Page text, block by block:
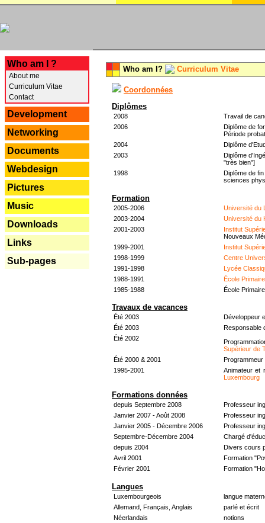
Who am I ?
About me
Curriculum Vitae
Contact
Development
Networking
Documents
Webdesign
Pictures
Music
Downloads
Links
Sub-pages
Who am I? Curriculum Vitae
Coordonnées
Diplômes
2008
Travail de
2006
Diplôme de
Période
2004
Diplôme
2003
Diplôme
"très bien"]
1998
Diplôme de
sciences
Formation
2005-2006
Université du
2003-2004
Université du
2001-2003
Institut
Nouveaux
1999-2001
Institut
1998-1999
Centre
1991-1998
Lycée
1988-1991
École
1985-1988
École
Travaux de vacances
Été 2003
Développeur
Été 2003
Responsable
Été 2002
Supérieur de
Été 2000 & 2001
Programmeur
1995-2001
Animateur et
Luxembourg
Formations données
depuis Septembre 2008
Professeur
Janvier 2007 - Août 2008
Professeur
Janvier 2005 - Décembre 2006
Professeur
Septembre-Décembre 2004
Chargé
depuis 2004
Divers cours
Avril 2001
Formation
Février 2001
Formation
Langues
Luxembourgeois
langue
Allemand, Français, Anglais
parlé et écrit
Néerlandais
notions